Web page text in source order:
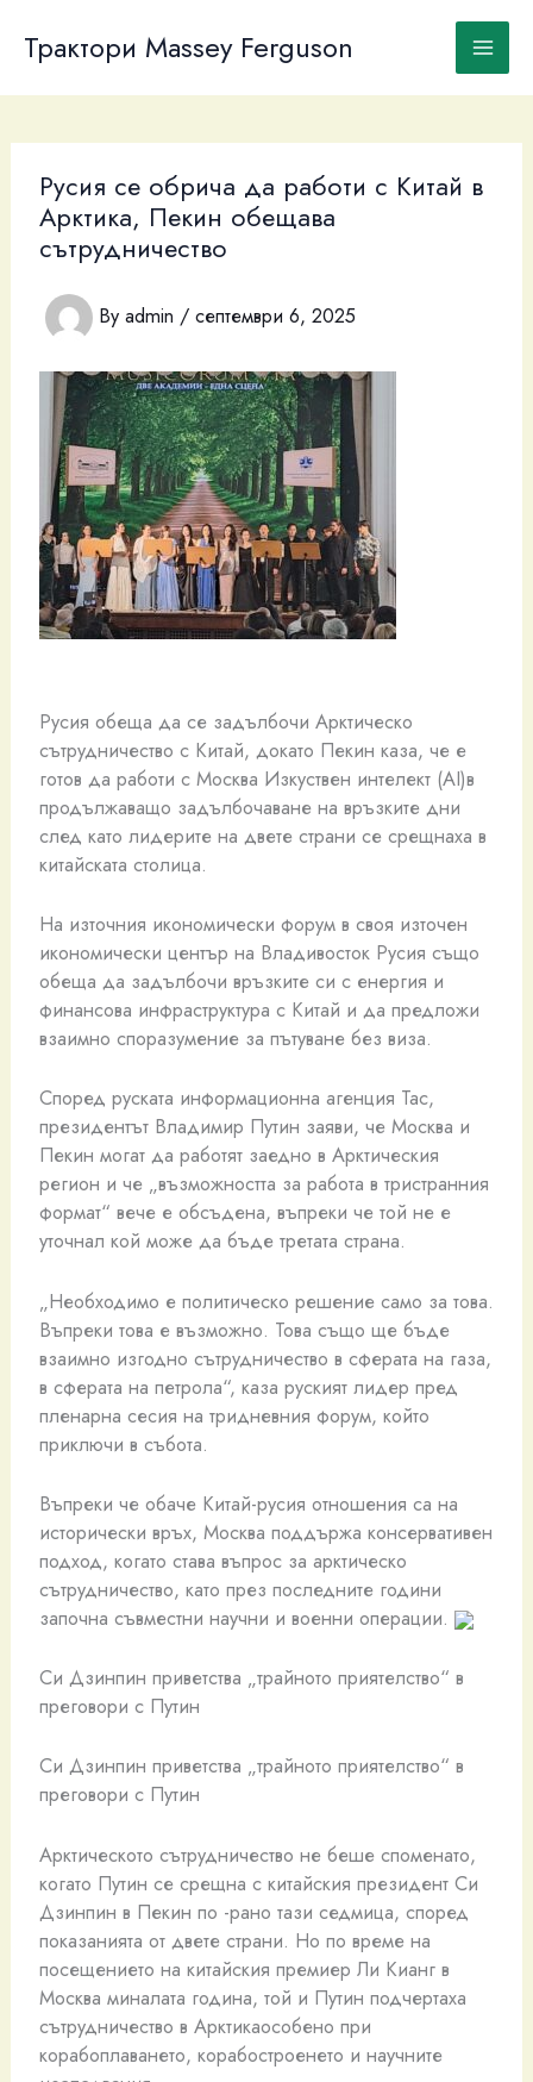
content
Трактори Massey Ferguson
Русия се обрича да работи с Китай в
Арктика, Пекин обещава
сътрудничество
By admin / септември 6, 2025
Русия обеща да се задълбочи Арктическо
сътрудничество с Китай, докато Пекин каза, че е
готов да работи с Москва Изкуствен интелект (AI)в
продължаващо задълбочаване на връзките дни
след като лидерите на двете страни се срещнаха в
китайската столица.
На източния икономически форум в своя източен
икономически център на Владивосток Русия също
обеща да задълбочи връзките си с енергия и
финансова инфраструктура с Китай и да предложи
взаимно споразумение за пътуване без виза.
Според руската информационна агенция Тас,
президентът Владимир Путин заяви, че Москва и
Пекин могат да работят заедно в Арктическия
регион и че „възможността за работа в тристранния
формат“ вече е обсъдена, въпреки че той не е
уточнал кой може да бъде третата страна.
„Необходимо е политическо решение само за това.
Въпреки това е възможно. Това също ще бъде
взаимно изгодно сътрудничество в сферата на газа,
в сферата на петрола“, каза руският лидер пред
пленарна сесия на тридневния форум, който
приключи в събота.
Въпреки че обаче Китай-русия отношения са на
исторически връх, Москва поддържа консервативен
подход, когато става въпрос за арктическо
сътрудничество, като през последните години
започна съвместни научни и военни операции.
Си Дзинпин приветства „трайното приятелство“ в
преговори с Путин
Си Дзинпин приветства „трайното приятелство“ в
преговори с Путин
Арктическото сътрудничество не беше споменато,
когато Путин се срещна с китайския президент Си
Дзинпин в Пекин по -рано тази седмица, според
показанията от двете страни. Но по време на
посещението на китайския премиер Ли Кианг в
Москва миналата година, той и Путин подчертаха
сътрудничество в Арктикаособено при
корабоплаването, корабостроенето и научните